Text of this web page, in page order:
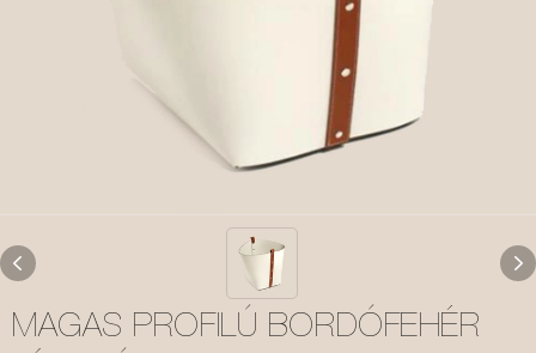
MAGAS PROFILÚ BORDÓFEHÉR